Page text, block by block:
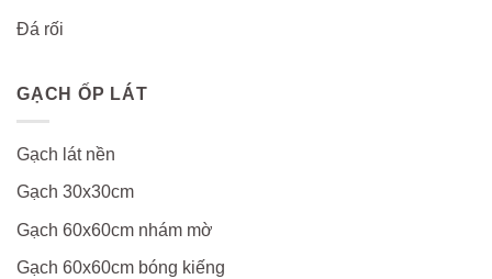
Đá rối
GẠCH ỐP LÁT
Gạch lát nền
Gạch 30x30cm
Gạch 60x60cm nhám mờ
Gạch 60x60cm bóng kiếng